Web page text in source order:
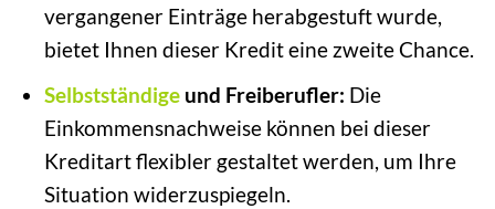
vergangener Einträge herabgestuft wurde,
bietet Ihnen dieser Kredit eine zweite Chance.
Selbstständigeund Freiberufler: Die
Einkommensnachweise können bei dieser
Kreditart flexibler gestaltet werden, um Ihre
Situation widerzuspiegeln.